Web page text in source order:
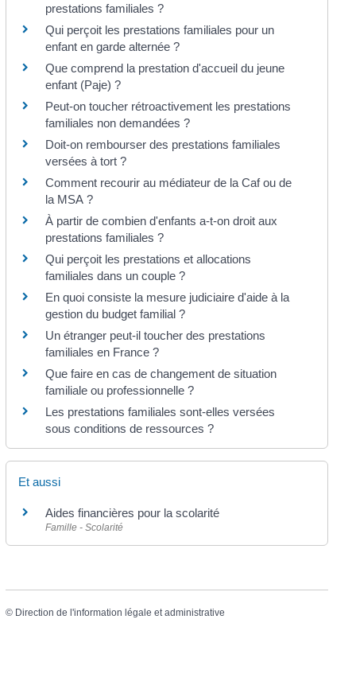
prestations familiales ?
Qui perçoit les prestations familiales pour un
enfant en garde alternée ?
Que comprend la prestation d'accueil du jeune
enfant (Paje) ?
Peut-on toucher rétroactivement les prestations
familiales non demandées ?
Doit-on rembourser des prestations familiales
versées à tort ?
Comment recourir au médiateur de la Caf ou de
la MSA ?
À partir de combien d'enfants a-t-on droit aux
prestations familiales ?
Qui perçoit les prestations et allocations
familiales dans un couple ?
En quoi consiste la mesure judiciaire d'aide à la
gestion du budget familial ?
Un étranger peut-il toucher des prestations
familiales en France ?
Que faire en cas de changement de situation
familiale ou professionnelle ?
Les prestations familiales sont-elles versées
sous conditions de ressources ?
Et aussi
Aides financières pour la scolarité
Famille - Scolarité
© Direction de l'information légale et administrative